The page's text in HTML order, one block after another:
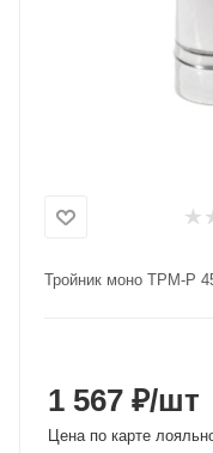
Тройник моно ТРМ-Р
1 567 ₽/шт
Цена по карте
Добавляйте
выбранный
списываться
по25%